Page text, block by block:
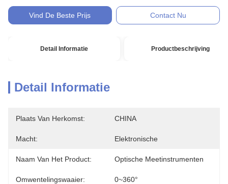
Vind De Beste Prijs Contact Nu
Detail Informatie Productbeschrijving
Detail Informatie
Plaats Van Herkomst: CHINA
Macht: Elektronische
Naam Van Het Product: Optische Meetinstrumenten
Omwentelingswaaier: 0~360°